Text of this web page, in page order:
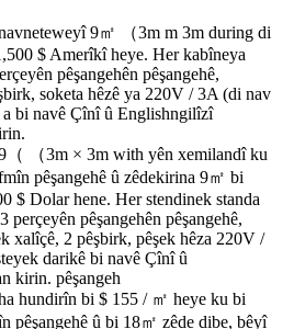
9㎡ （3m m 3m during di
$ Amerîkî heye. Her kabîneya
pêşangehên pêşangehê,
soketa hêzê ya 220V / 3A (di nav
bi navê Çînî û Englishngilîzî
（ （3m × 3m with yên xemilandî ku
pêşangehê û zêdekirina 9㎡ bi
$ Dolar hene. Her stendinek standa
pêşangehên pêşangehê,
xalîçê, 2 pêşbirk, pêşek hêza 220V /
darikê bi navê Çînî û
kirin. pêşangeh
hundirîn bi $ 155 / ㎡ heye ku bi
pêşangehê û bi 18㎡ zêde dibe, bêyî